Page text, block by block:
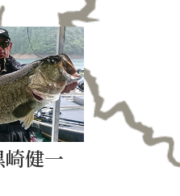
崎健一